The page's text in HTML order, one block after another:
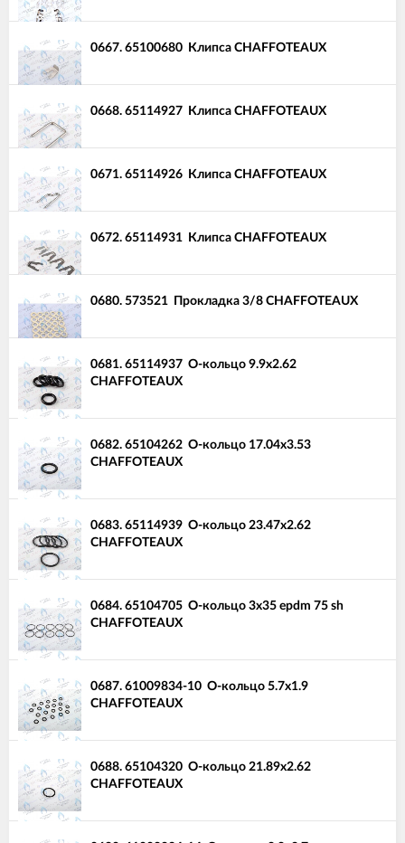
0667. 65100680 Клипса CHAFFOTEAUX
0668. 65114927 Клипса CHAFFOTEAUX
0671. 65114926 Клипса CHAFFOTEAUX
0672. 65114931 Клипса CHAFFOTEAUX
0680. 573521 Прокладка 3/8 CHAFFOTEAUX
0681. 65114937 О-кольцо 9.9x2.62
CHAFFOTEAUX
0682. 65104262 О-кольцо 17.04x3.53
CHAFFOTEAUX
0683. 65114939 О-кольцо 23.47x2.62
CHAFFOTEAUX
0684. 65104705 О-кольцо 3x35 epdm 75 sh
CHAFFOTEAUX
0687. 61009834-10 О-кольцо 5.7x1.9
CHAFFOTEAUX
0688. 65104320 О-кольцо 21.89x2.62
CHAFFOTEAUX